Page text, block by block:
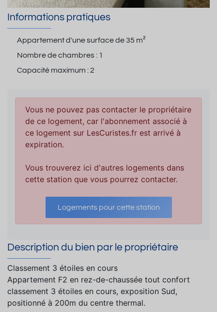
Informations pratiques
Appartement d'une surface de35 m²
Nombre de chambres : 1
Capacité maximum :2
Vous ne pouvez pas contacter le propriétaire
de ce logement, car l'abonnement associé à
ce logement sur LesCuristes.fr est arrivé à
expiration.
Vous trouverez ici d'autres logements dans
cette station que vous pourrez contacter.
Logements pour cette station
Description du bien par le propriétaire
Classement 3 étoiles en cours
Appartement F2 en rez-de-chaussée tout confort
classement 3 étoiles en cours, exposition Sud,
positionné à 200m du centre thermal.